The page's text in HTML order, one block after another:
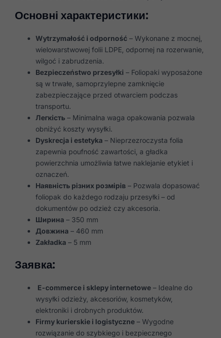
Основні характеристики:
Wytrzymałość i odporność – Wykonane z mocnej,
wielowarstwowej folii LDPE, odpornej na rozerwanie,
wilgoć i zabrudzenia.
Bezpieczeństwo przesyłki – Foliopaki wyposażone
są w trwałe, samoprzylepne zamknięcie
zabezpieczające przed otwarciem podczas
transportu.
Легкість – Minimalna waga opakowania pozwala
obniżyć koszty wysyłki.
Dyskrecja i estetyka – Nieprzezroczysta folia
zapewnia poufność zawartości, a gładka
powierzchnia umożliwia łatwe naklejanie etykiet i
oznaczeń.
Наявність різних розмірів – Pozwala dopasować
foliopak do każdego rodzaju przesyłki – od
dokumentów po odzież czy akcesoria.
Ширина – 350 mm
Довжина – 460 mm
Zakładka – 5 mm
Заявка:
E-commerce i sklepy internetowe – Idealne do
wysyłki odzieży, akcesoriów, kosmetyków,
elektroniki i drobnych produktów.
Firmy kurierskie i logistyczne – Wygodne
rozwiązanie do szybkiego i bezpiecznego